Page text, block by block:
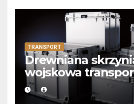
TRANSPORT
Drewniana
wojskowa